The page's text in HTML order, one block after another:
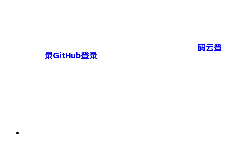
码云登
录GitHub登录